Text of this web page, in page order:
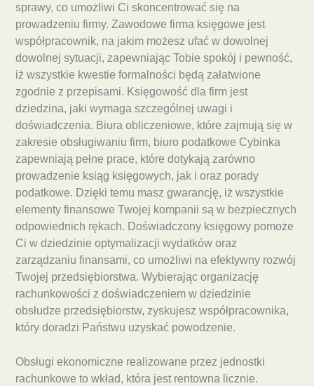
sprawy, co umożliwi Ci skoncentrować się na
prowadzeniu firmy. Zawodowe firma księgowe jest
współpracownik, na jakim możesz ufać w dowolnej
dowolnej sytuacji, zapewniając Tobie spokój i pewność,
iż wszystkie kwestie formalności będą załatwione
zgodnie z przepisami. Księgowość dla firm jest
dziedzina, jaki wymaga szczególnej uwagi i
doświadczenia. Biura obliczeniowe, które zajmują się w
zakresie obsługiwaniu firm, biuro podatkowe Cybinka
zapewniają pełne prace, które dotykają zarówno
prowadzenie ksiąg księgowych, jak i oraz porady
podatkowe. Dzięki temu masz gwarancję, iż wszystkie
elementy finansowe Twojej kompanii są w bezpiecznych
odpowiednich rękach. Doświadczony księgowy pomoże
Ci w dziedzinie optymalizacji wydatków oraz
zarządzaniu finansami, co umożliwi na efektywny rozwój
Twojej przedsiębiorstwa. Wybierając organizację
rachunkowości z doświadczeniem w dziedzinie
obsłudze przedsiębiorstw, zyskujesz współpracownika,
który doradzi Państwu uzyskać powodzenie.
Obsługi ekonomiczne realizowane przez jednostki
rachunkowe to wkład, która jest rentowna licznie.